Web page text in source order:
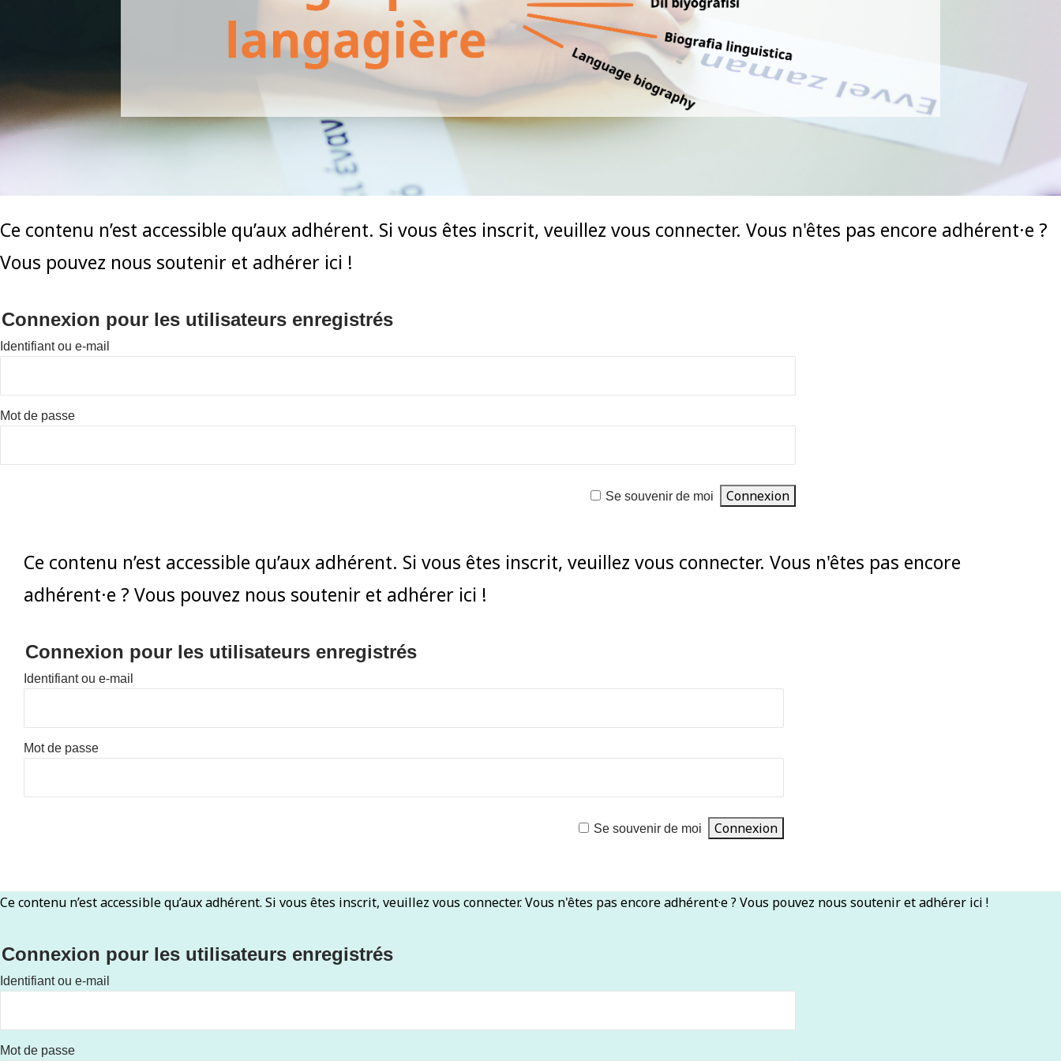
Ce contenu n’est accessible qu’aux adhérent. Si vous êtes inscrit, veuillez vous connecter. Vous n'êtes pas encore adhérent·e ?
Vous pouvez nous soutenir et adhérer ici !
Connexion pour les utilisateurs enregistrés
Identifiant ou e-mail
Mot de passe
Se souvenir de moi
Ce contenu n’est accessible qu’aux adhérent. Si vous êtes inscrit, veuillez vous connecter. Vous n'êtes pas encore
adhérent·e ? Vous pouvez nous soutenir et adhérer ici !
Connexion pour les utilisateurs enregistrés
Identifiant ou e-mail
Mot de passe
Se souvenir de moi
Ce contenu n’est accessible qu’aux adhérent. Si vous êtes inscrit, veuillez vous connecter. Vous n'êtes pas encore adhérent·e ? Vous pouvez nous soutenir et adhérer ici !
Connexion pour les utilisateurs enregistrés
Identifiant ou e-mail
Mot de passe